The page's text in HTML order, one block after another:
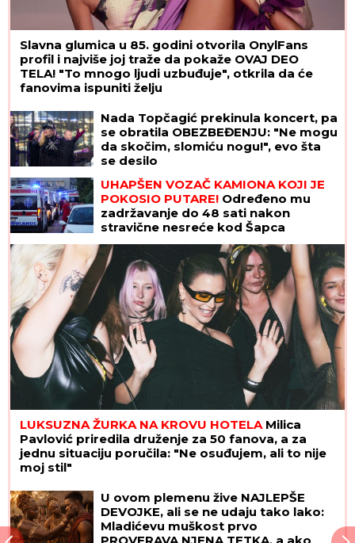
Slavna glumica u 85. godini otvorila OnylFans
profil i najviše joj traže da pokaže OVAJ DEO
TELA! "To mnogo ljudi uzbuđuje", otkrila da će
fanovima ispuniti želju
Nada Topčagić prekinula koncert, pa
se obratila OBEZBEĐENJU: "Ne mogu
da skočim, slomiću nogu!", evo šta
se desilo
UHAPŠEN VOZAČ KAMIONA KOJI JE
POKOSIO PUTARE! Određeno mu
zadržavanje do 48 sati nakon
stravične nesreće kod Šapca
LUKSUZNA ŽURKA NA KROVU HOTELAMilica
Pavlović priredila druženje za 50 fanova, a za
jednu situaciju poručila: "Ne osuđujem, ali to nije
moj stil"
U ovom plemenu žive NAJLEPŠE
DEVOJKE, ali se ne udaju tako lako:
Mladićevu muškost prvo